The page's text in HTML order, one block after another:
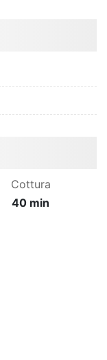
Cottura
40 min